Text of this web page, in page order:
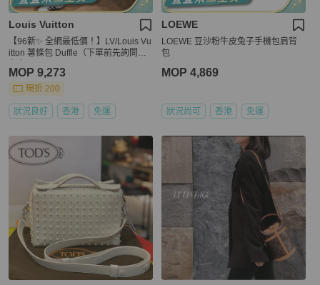
Louis Vuitton
【96新✨ 全網最低價！】LV/Louis Vu
itton 薯條包 Duffle（下單前先詢問庫
MOP 9,273
現折 200
狀況良好 香港 免運
LOEWE
LOEWE 豆沙粉牛皮兔子手機包肩背
包
MOP 4,869
狀況尚可 香港 免運